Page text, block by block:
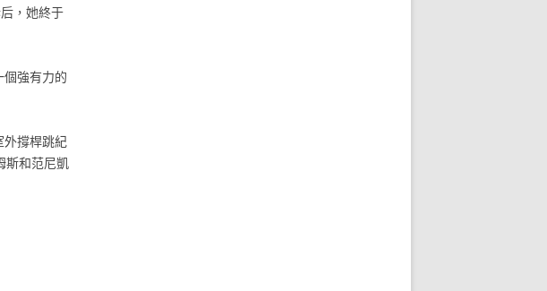
，她終于
強有力的
外撐桿跳紀
斯和范尼凱